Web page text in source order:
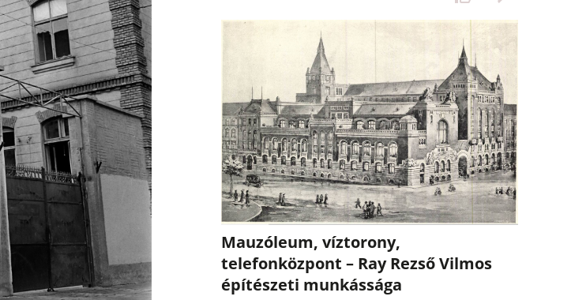
Mauzóleum, víztorony,
telefonközpont – Ray Rezső Vilmos
építészeti munkássága